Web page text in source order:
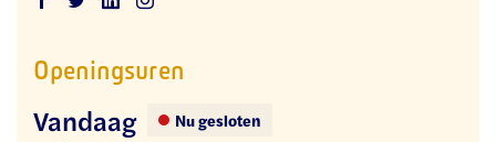
vrije
&
vrije
&
vrije
&
vrije
&
Openingsuren
Vandaag Nu gesloten